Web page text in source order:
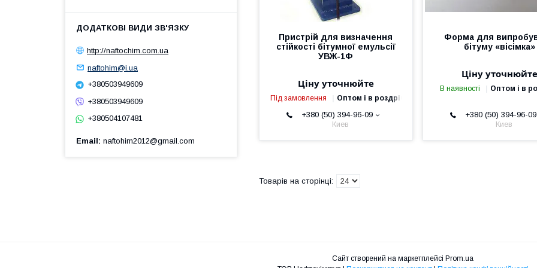
Пристрій для визначення
стійкості бітумної емульсії
УВЖ-1Ф
Ціну уточнюйте
Під замовлення Оптом і в роздріб
+380 (50) 394-96-09
Киев
Форма для
бітуму «вісімка»
Ціну уточнюйте
В наявності Оптом і в
+380 (50) 394-96-09
Киев
http://naftochim.com.ua
naftohim@i.ua
+380503949609
+380503949609
+380504107481
Email naftohim2012@gmail.com
Сайт створений на маркетплейсі Prom.ua